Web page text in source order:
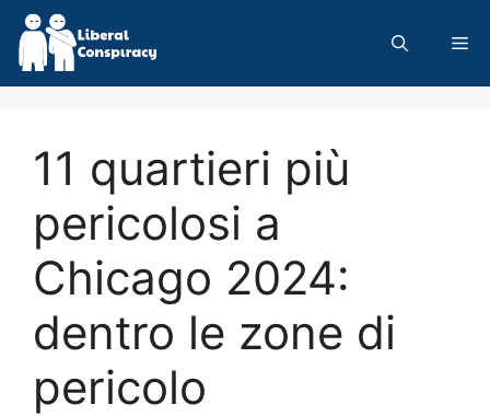
Skip
content
11 quartieri più
pericolosi a
Chicago 2024:
dentro le zone di
pericolo